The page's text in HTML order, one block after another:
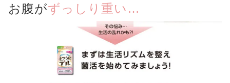
お腹がずっしり重い…